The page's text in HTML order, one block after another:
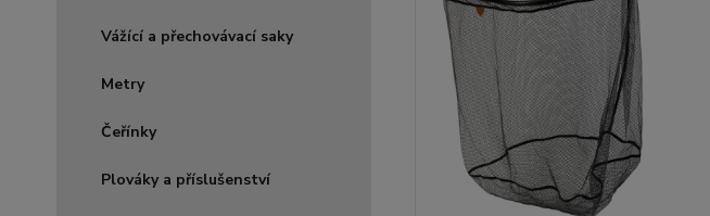
Vážící a přechovávací saky
Metry
Čeřínky
Plováky a příslušenství